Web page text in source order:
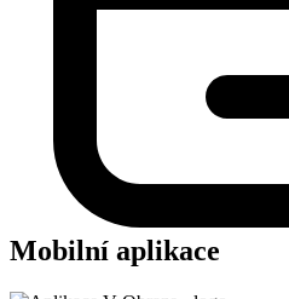
Mobilní aplikace